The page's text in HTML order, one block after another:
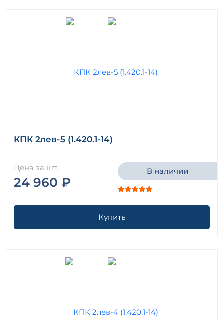
КПК 2лев-5 (1.420.1-14)
Цена за шт.
24 960 ₽
В наличии
Купить